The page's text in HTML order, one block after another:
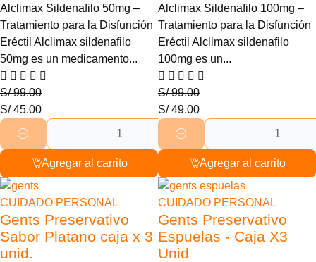
Alclimax Sildenafilo 50mg –
Tratamiento para la Disfunción
Eréctil Alclimax sildenafilo
50mg es un medicamento...
S/99.00
S/45.00
Agregar al carrito
Alclimax Sildenafilo 100mg –
Tratamiento para la Disfunción
Eréctil Alclimax sildenafilo
100mg es un...
S/99.00
S/49.00
Agregar al carrito
25% Descuento
CUIDADO PERSONAL
Gents Preservativo
Sabor Platano caja x 3
unid.
25% Descuento
CUIDADO PERSONAL
Gents Preservativo
Espuelas - Caja X3
Unid